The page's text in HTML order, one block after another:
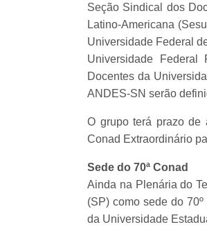
Seção Sindical dos
Latino-Americana
Universidade Federal
Universidade
Docentes da
ANDES-SN serão
O grupo terá prazo de
Conad Extraordinário
Sede do 70ª Conad
Ainda na Plenária do
(SP) como sede do
da Universidade